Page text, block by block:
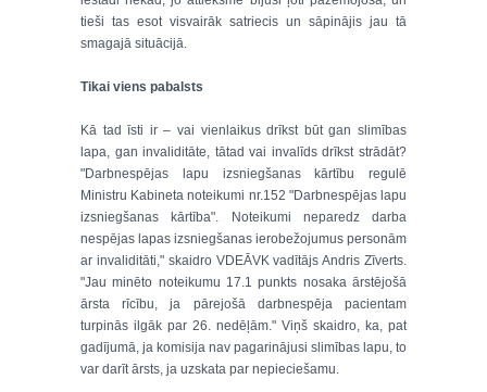
tieši tas esot visvairāk satriecis un sāpinājis jau tā
smagajā situācijā.
Tikai viens pabalsts
Kā tad īsti ir – vai vienlaikus drīkst būt gan slimības
lapa, gan invaliditāte, tātad vai invalīds drīkst strādāt?
"Darbnespējas lapu izsniegšanas kārtību regulē
Ministru Kabineta noteikumi nr.152 "Darbnespējas lapu
izsniegšanas kārtība". Noteikumi neparedz darba
nespējas lapas izsniegšanas ierobežojumus personām
ar invaliditāti," skaidro VDEĀVK vadītājs Andris Zīverts.
"Jau minēto noteikumu 17.1 punkts nosaka ārstējošā
ārsta rīcību, ja pārejošā darbnespēja pacientam
turpinās ilgāk par 26. nedēļām." Viņš skaidro, ka, pat
gadījumā, ja komisija nav pagarinājusi slimības lapu, to
var darīt ārsts, ja uzskata par nepieciešamu.